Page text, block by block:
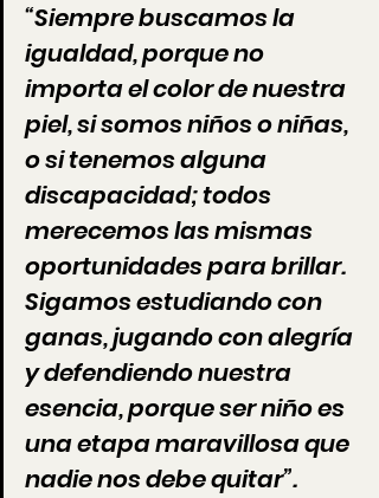
“Siempre buscamos la
igualdad, porque no
importa el color de nuestra
piel, si somos niños o niñas,
o si tenemos alguna
discapacidad; todos
merecemos las mismas
oportunidades para brillar.
Sigamos estudiando con
ganas, jugando con alegría
y defendiendo nuestra
esencia, porque ser niño es
una etapa maravillosa que
nadie nos debe quitar”.